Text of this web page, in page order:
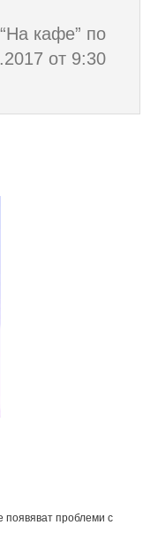
кафе” по
от 9:30
появяват проблеми с